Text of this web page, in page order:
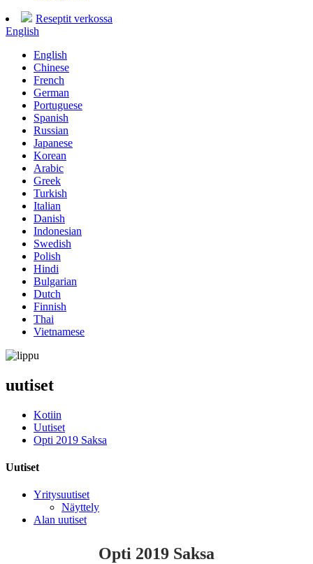
Reseptit verkossa
English
English
Chinese
French
German
Portuguese
Spanish
Russian
Japanese
Korean
Arabic
Greek
Turkish
Italian
Danish
Indonesian
Swedish
Polish
Hindi
Bulgarian
Dutch
Finnish
Thai
Vietnamese
uutiset
Kotiin
Uutiset
Opti 2019 Saksa
Uutiset
Yritysuutiset
Näyttely
Alan uutiset
Opti 2019 Saksa